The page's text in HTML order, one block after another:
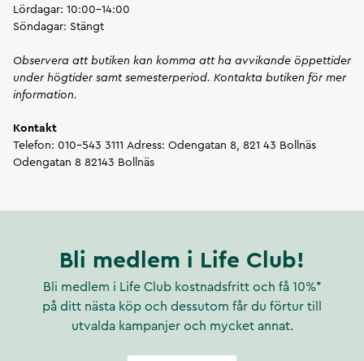
Lördagar: 10:00-14:00
Söndagar: Stängt
Observera att butiken kan komma att ha avvikande öppettider
under högtider samt semesterperiod. Kontakta butiken för mer
information.
Kontakt
Telefon: 010-543 3111 Adress: Odengatan 8, 821 43 Bollnäs
Odengatan 8 82143 Bollnäs
Bli medlem i Life Club!
Bli medlem i Life Club kostnadsfritt och få 10%*
på ditt nästa köp och dessutom får du förtur till
utvalda kampanjer och mycket annat.